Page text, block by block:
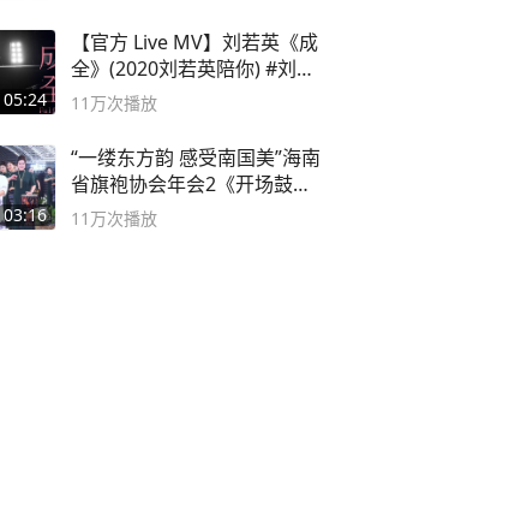
05:24
【官方 Live MV】刘若英《成
全》(2020刘若英陪你) #刘若
英 #成全
11万次播放
03:16
“一缕东方韵 感受南国美”海南
省旗袍协会年会2《开场鼓》
二团
11万次播放